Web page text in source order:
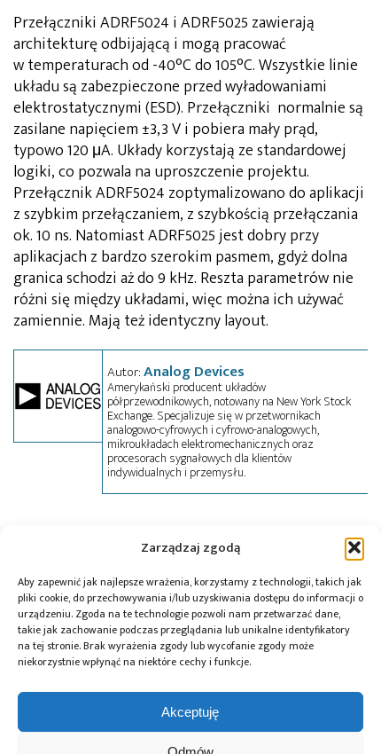
Zarządzaj zgodą
Aby zapewnić jak najlepsze wrażenia, korzystamy z technologii, takich jak
pliki cookie, do przechowywania i/lub uzyskiwania dostępu do informacji o
urządzeniu. Zgoda na te technologie pozwoli nam przetwarzać dane,
takie jak zachowanie podczas przeglądania lub unikalne identyfikatory
na tej stronie. Brak wyrażenia zgody lub wycofanie zgody może
niekorzystnie wpłynąć na niektóre cechy i funkcje.
Akceptuję
Przełączniki ADRF5024 i ADRF5025 zawierają
architekturę odbijającą i mogą pracować
w temperaturach od -40°C do 105°C. Wszystkie linie
układu są zabezpieczone przed wyładowaniami
elektrostatycznymi (ESD). Przełączniki normalnie są
zasilane napięciem ±3,3 V i pobiera mały prąd,
typowo 120 μA. Układy korzystają ze standardowej
logiki, co pozwala na uproszczenie projektu.
Przełącznik ADRF5024 zoptymalizowano do aplikacji
z szybkim przełączaniem, z szybkością przełączania
ok. 10 ns. Natomiast ADRF5025 jest dobry przy
aplikacjach z bardzo szerokim pasmem, gdyż dolna
granica schodzi aż do 9 kHz. Reszta parametrów nie
różni się między układami, więc można ich używać
zamiennie. Mają też identyczny layout.
Autor:Analog Devices
Amerykański producent układów
półprzewodnikowych, notowany na New York Stock
Exchange. Specjalizuje się w przetwornikach
analogowo-cyfrowych i cyfrowo-analogowych,
mikroukładach elektromechanicznych oraz
procesorach sygnałowych dla klientów
indywidualnych i przemysłu.
Przeczytaj również:
Polska bez
DigiKey i Shawn